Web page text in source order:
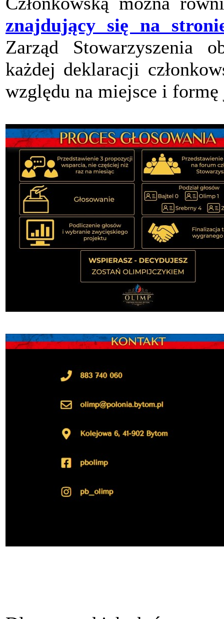
znajdujący się na
Zarząd Stowarzyszenia
każdej deklaracji
względu na miejsce i